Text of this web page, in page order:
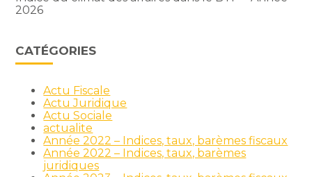
2026
CATÉGORIES
Actu Fiscale
Actu Juridique
Actu Sociale
actualite
Année 2022 – Indices, taux, barèmes fiscaux
Année 2022 – Indices, taux, barèmes
juridiques